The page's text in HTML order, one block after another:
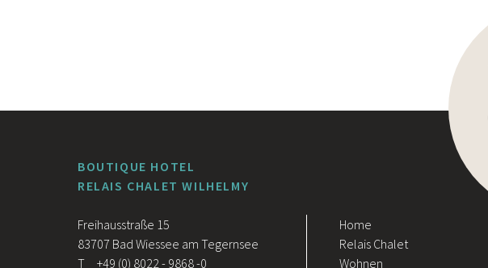
BOUTIQUE HOTEL
RELAIS CHALET WILHELMY
Freihausstraße 15
83707 Bad Wiessee am Tegernsee
T
+49 (0) 8022 - 9868 -0
Home
Relais Chalet
Wohnen